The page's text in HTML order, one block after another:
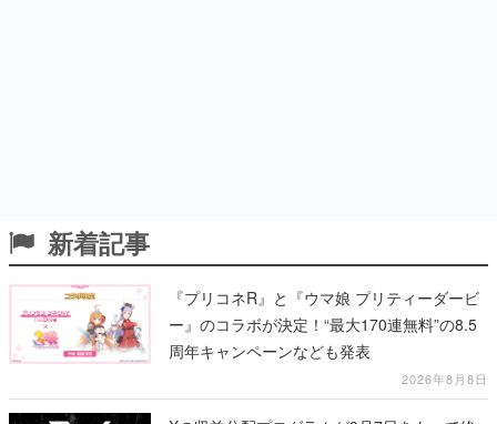
新着記事
『プリコネR』と『ウマ娘 プリティーダービ
ー』のコラボが決定！“最大170連無料”の8.5
周年キャンペーンなども発表
2026年8月8日